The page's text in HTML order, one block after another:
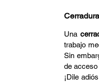
Una
trabajo
Sin
de acceso
¡Dile